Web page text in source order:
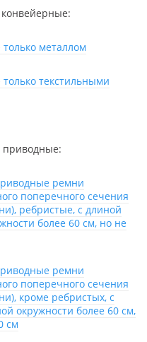
металлом
текстильными
приводные:
ремни
поперечного сечения
ребристые, с длиной
более 60 см, но не
ремни
поперечного сечения
кроме ребристых, с
окружности более 60 см,
см